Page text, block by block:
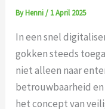
ByHenni/ 1 April 2025
In een snel
gokken steeds
niet alleen naar
betrouwbaarheid
het concept van